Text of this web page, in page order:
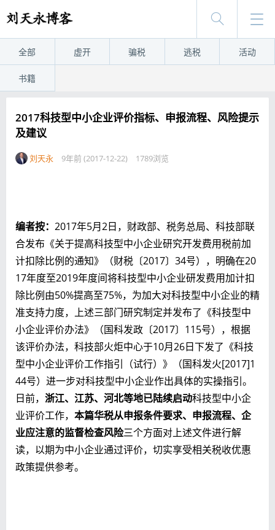
全部 虚开 骗税 逃税 活动
书籍
2017科技型中小企业评价指标、申报流程、风险提示
及建议
刘天永 9年前 (2017-12-22) 1789浏览
编者按： 2017年5月2日，财政部、税务总局、科技部联
合发布《关于提高科技型中小企业研究开发费用税前加
计扣除比例的通知》（财税〔2017〕34号），明确在20
17年度至2019年度间将科技型中小企业研发费用加计扣
除比例由50%提高至75%，为加大对科技型中小企业的精
准支持力度，上述三部门研究制定并发布了《科技型中
小企业评价办法》（国科发政〔2017〕115号），根据
该评价办法，科技部火炬中心于10月26日下发了《科技
型中小企业评价工作指引（试行）》（国科发火[2017]1
44号）进一步对科技型中小企业作出具体的实操指引。
日前， 浙江、江苏、河北等地已陆续启动科技型中小企
业评价工作， 本篇华税从申报条件要求、申报流程、企
业应注意的监督检查风险三个方面对上述文件进行解
读，以期为中小企业通过评价，切实享受相关税收优惠
政策提供参考。